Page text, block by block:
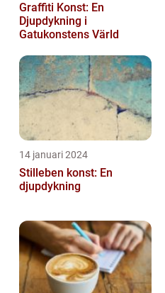
Graffiti Konst: En
Djupdykning i
Gatukonstens Värld
14 januari 2024
Stilleben konst: En
djupdykning